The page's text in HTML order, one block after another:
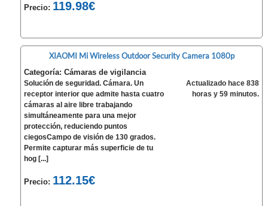
Precio: 119.98€
XIAOMI Mi Wireless Outdoor Security Camera 1080p
Categoría: Cámaras de vigilancia
Solución de seguridad. Cámara. Un
receptor interior que admite hasta cuatro
cámaras al aire libre trabajando
simultáneamente para una mejor
protección, reduciendo puntos
ciegosCampo de visión de 130 grados.
Permite capturar más superficie de tu
hog [...]
Precio: 112.15€
Actualizado hace 838
horas y 59 minutos.